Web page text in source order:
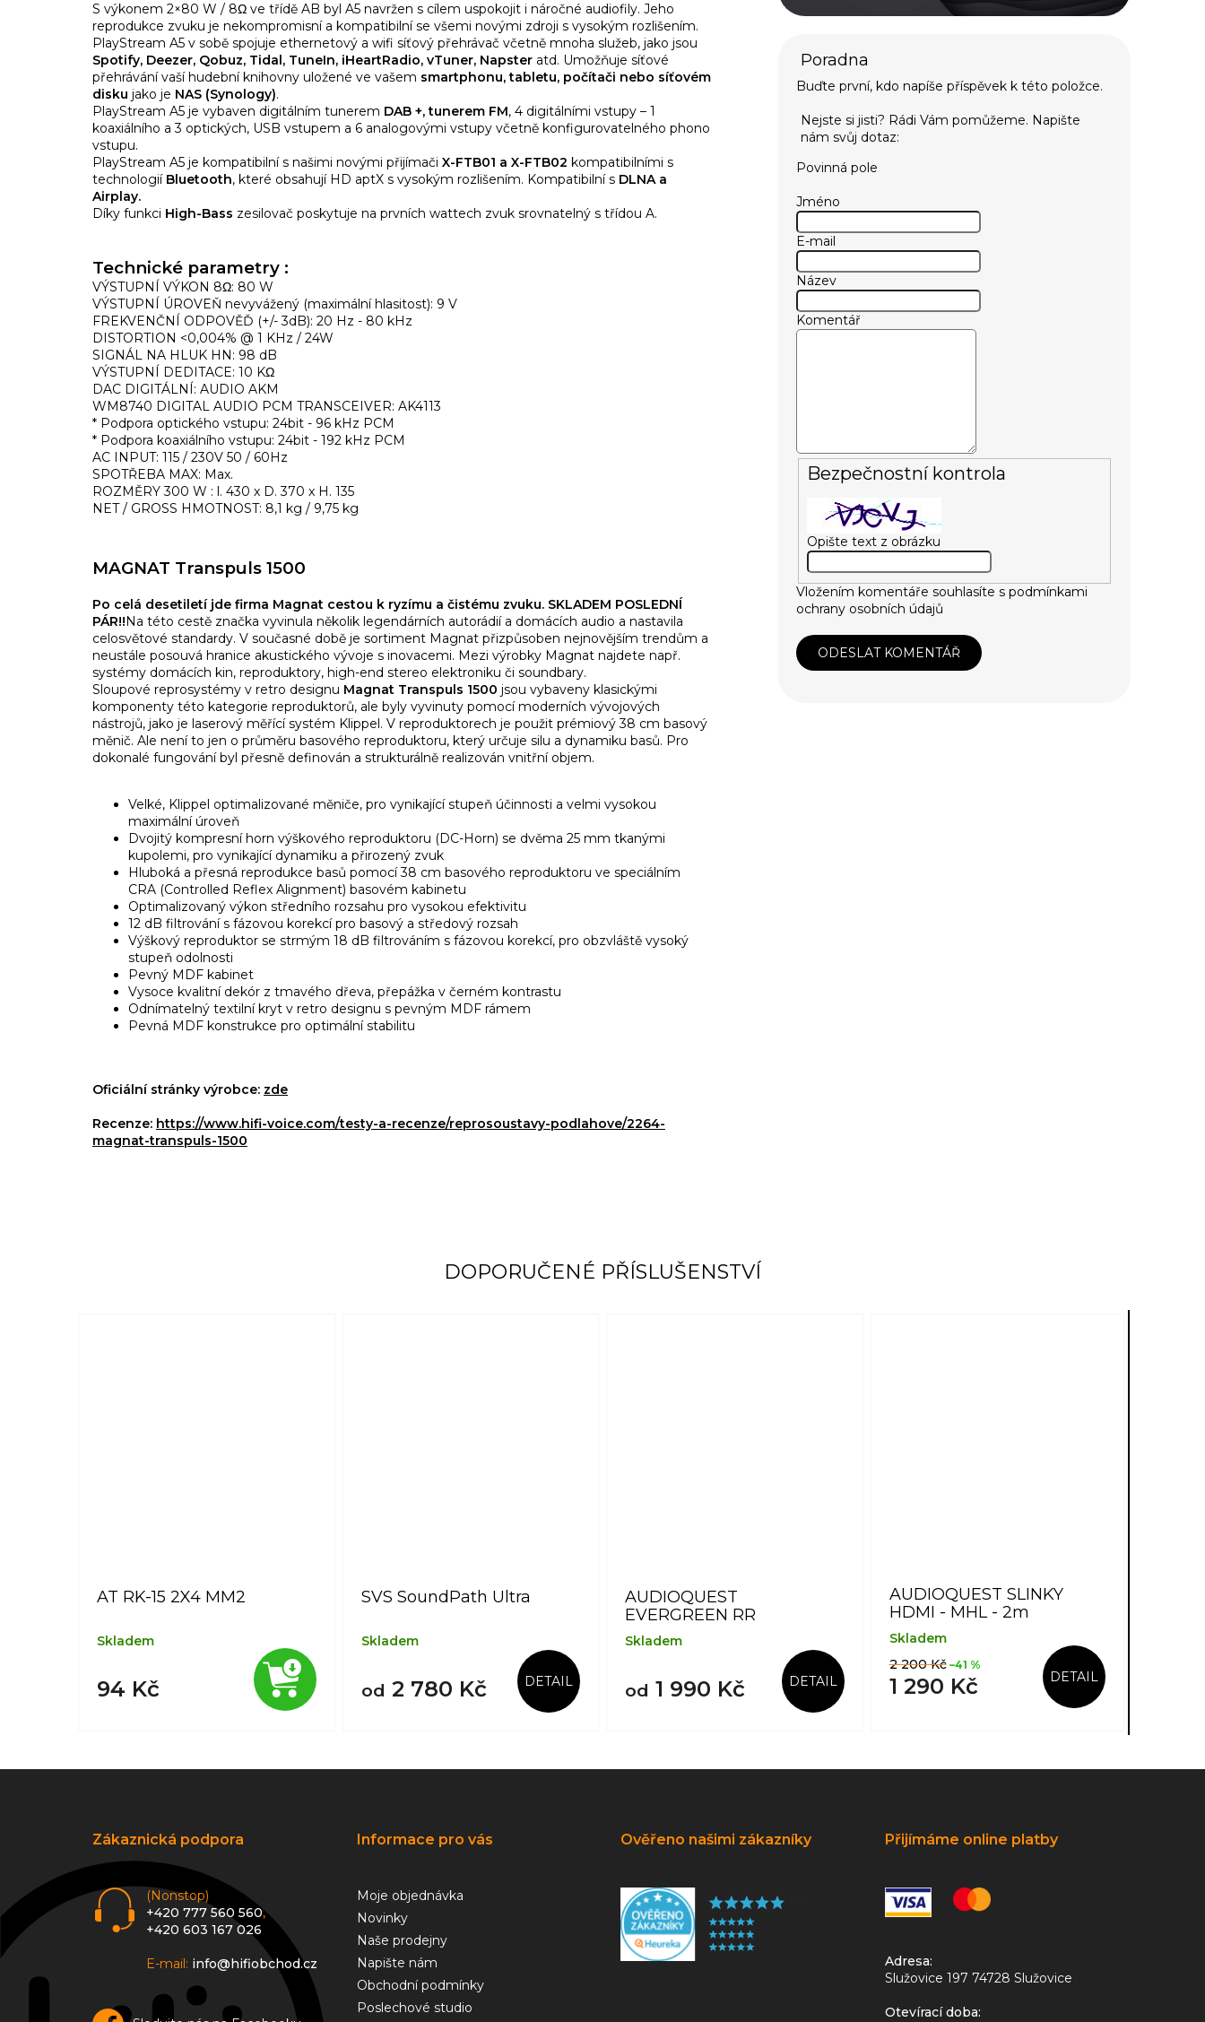
DOPORUČENÉ PŘÍSLUŠENSTVÍ
AT RK-15 2X4 MM2
Skladem
94 Kč
SVS SoundPath Ultra
Skladem
od 2 780 Kč DETAIL
AUDIOQUEST
EVERGREEN RR
Skladem
od 1 990 Kč DETAIL
AUDIOQUEST SLINKY
HDMI - MHL - 2m
Skladem
2 200 Kč –41 %
1 290 Kč DETAIL
S výkonem 2×80 W / 8Ω ve třídě AB byl A5 navržen s cílem uspokojit i náročné audiofily. Jeho
reprodukce zvuku je nekompromisní a kompatibilní se všemi novými zdroji s vysokým rozlišením.
PlayStream A5 v sobě spojuje ethernetový a wifi síťový přehrávač včetně mnoha služeb, jako jsou
Spotify, Deezer, Qobuz, Tidal, TuneIn, iHeartRadio, vTuner, Napster atd. Umožňuje síťové
přehrávání vaší hudební knihovny uložené ve vašem smartphonu, tabletu, počítači nebo síťovém
disku jako je NAS (Synology).
PlayStream A5 je vybaven digitálním tunerem DAB +, tunerem FM, 4 digitálními vstupy – 1
koaxiálního a 3 optických, USB vstupem a 6 analogovými vstupy včetně konfigurovatelného phono
vstupu.
PlayStream A5 je kompatibilní s našimi novými přijímači X-FTB01 a X-FTB02 kompatibilními s
technologií Bluetooth, které obsahují HD aptX s vysokým rozlišením. Kompatibilní s DLNA a
Airplay.
Díky funkci High-Bass zesilovač poskytuje na prvních wattech zvuk srovnatelný s třídou A.
Technické parametry :
VÝSTUPNÍ VÝKON 8Ω: 80 W
VÝSTUPNÍ ÚROVEŇ nevyvážený (maximální hlasitost): 9 V
FREKVENČNÍ ODPOVĚĎ (+/- 3dB): 20 Hz - 80 kHz
DISTORTION <0,004% @ 1 KHz / 24W
SIGNÁL NA HLUK HN: 98 dB
VÝSTUPNÍ DEDITACE: 10 KΩ
DAC DIGITÁLNÍ: AUDIO AKM
WM8740 DIGITAL AUDIO PCM TRANSCEIVER: AK4113
* Podpora optického vstupu: 24bit - 96 kHz PCM
* Podpora koaxiálního vstupu: 24bit - 192 kHz PCM
AC INPUT: 115 / 230V 50 / 60Hz
SPOTŘEBA MAX: Max.
ROZMĚRY 300 W : l. 430 x D. 370 x H. 135
NET / GROSS HMOTNOST: 8,1 kg / 9,75 kg
MAGNAT Transpuls 1500
Po celá desetiletí jde firma Magnat cestou k ryzímu a čistému zvuku. SKLADEM POSLEDNÍ
PÁR!!Na této cestě značka vyvinula několik legendárních autorádií a domácích audio a nastavila
celosvětové standardy. V současné době je sortiment Magnat přizpůsoben nejnovějším trendům a
neustále posouvá hranice akustického vývoje s inovacemi. Mezi výrobky Magnat najdete např.
systémy domácích kin, reproduktory, high-end stereo elektroniku či soundbary.
Sloupové reprosystémy v retro designu Magnat Transpuls 1500 jsou vybaveny klasickými
komponenty této kategorie reproduktorů, ale byly vyvinuty pomocí moderních vývojových
nástrojů, jako je laserový měřící systém Klippel. V reproduktorech je použit prémiový 38 cm basový
měnič. Ale není to jen o průměru basového reproduktoru, který určuje silu a dynamiku basů. Pro
dokonalé fungování byl přesně definován a strukturálně realizován vnitřní objem.
Velké, Klippel optimalizované měniče, pro vynikající stupeň účinnosti a velmi vysokou
maximální úroveň
Dvojitý kompresní horn výškového reproduktoru (DC-Horn) se dvěma 25 mm tkanými
kupolemi, pro vynikající dynamiku a přirozený zvuk
Hluboká a přesná reprodukce basů pomocí 38 cm basového reproduktoru ve speciálním
CRA (Controlled Reflex Alignment) basovém kabinetu
Optimalizovaný výkon středního rozsahu pro vysokou efektivitu
12 dB filtrování s fázovou korekcí pro basový a středový rozsah
Výškový reproduktor se strmým 18 dB filtrováním s fázovou korekcí, pro obzvláště vysoký
stupeň odolnosti
Pevný MDF kabinet
Vysoce kvalitní dekór z tmavého dřeva, přepážka v černém kontrastu
Odnímatelný textilní kryt v retro designu s pevným MDF rámem
Pevná MDF konstrukce pro optimální stabilitu
Oficiální stránky výrobce: zde
Recenze: https://www.hifi-voice.com/testy-a-recenze/reprosoustavy-podlahove/2264-
magnat-transpuls-1500
Buďte první, kdo napíše příspěvek k této položce.
Povinná pole
Jméno
E-mail
Název
Komentář
Bezpečnostní kontrola
Opište text z obrázku
Vložením komentáře souhlasíte spodmínkami
ochrany osobních údajů
ODESLAT KOMENTÁŘ
Zákaznická podpora
(Nonstop)
+420 777 560 560,
+420 603 167 026
E-mail: info@hifiobchod.cz
Informace pro vás
Moje objednávka
Novinky
Naše prodejny
Napište nám
Obchodní podmínky
Poslechové studio
Ověřeno našimi zákazníky Přijímáme online platby
Adresa:
Služovice 197 74728 Služovice
Otevírací doba: